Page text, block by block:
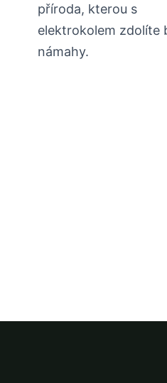
příroda, kterou s
elektrokolem zdolíte
námahy.